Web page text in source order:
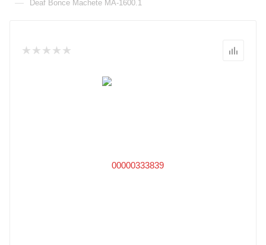
— Deaf Bonce Machete MA-1600.1